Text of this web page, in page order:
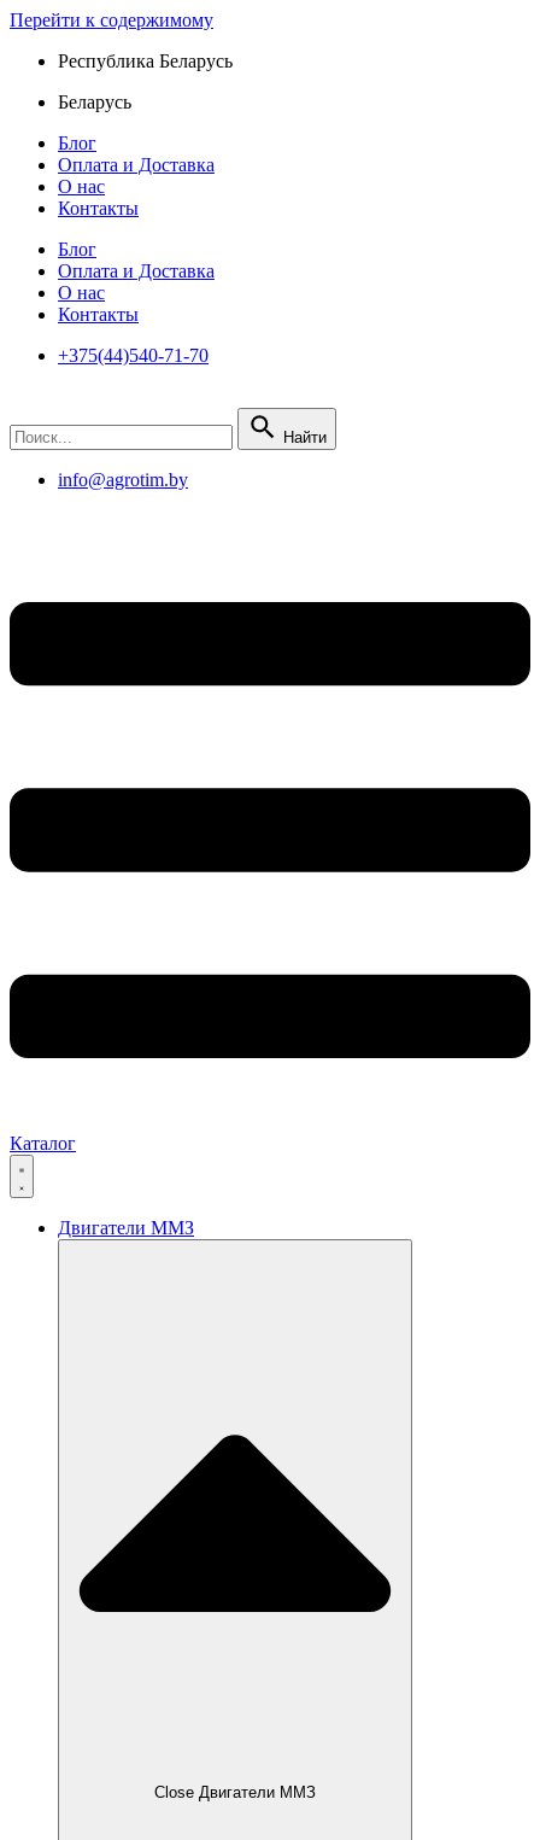
Перейти к содержимому
Республика Беларусь
Беларусь
Блог
Оплата и Доставка
О нас
Контакты
Блог
Оплата и Доставка
О нас
Контакты
+375(44)540-71-70
Найти
info@agrotim.by
Каталог
Двигатели ММЗ
Close Двигатели ММЗ